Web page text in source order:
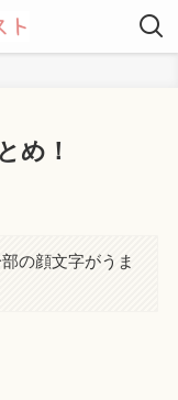
め！
の顔文字がうま